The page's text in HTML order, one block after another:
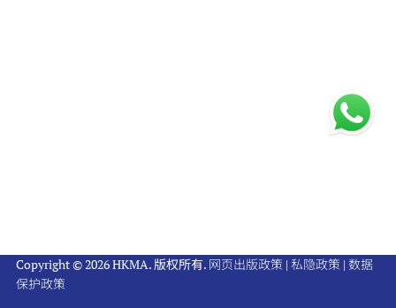
Copyright © 2026 HKMA. 版权所有. 网页出版政策 | 私隐政策 | 数据
保护政策